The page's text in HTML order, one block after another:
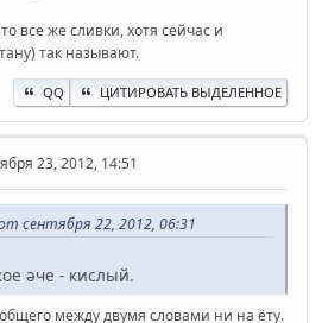
все же сливки, хотя сейчас и
так называют.
QQ ЦИТИРОВАТЬ ВЫДЕЛЕННОЕ
23, 2012, 14:51
сентября 22, 2012, 06:31
әче - кислый.
между двумя словами ни на ёту.